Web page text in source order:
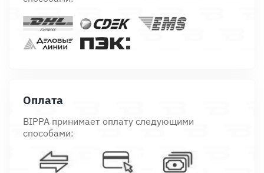
Оплата
BIPPA принимает оплату следующими
способами: